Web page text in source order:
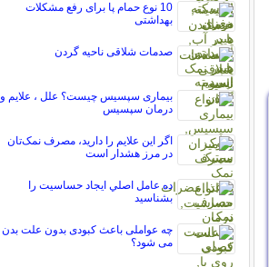
10 نوع حمام پا برای رفع مشکلات
بهداشتی
صدمات شلاقی ناحیه گردن
بیماری سپسیس چیست؟ علل ، علایم و
درمان سپسیس
اگر این علایم را دارید، مصرف نمک‌تان
در مرز هشدار است
ده عامل اصلي ايجاد حساسيت را
بشناسيد
چه عواملی باعث کبودی بدون علت بدن
می شود؟